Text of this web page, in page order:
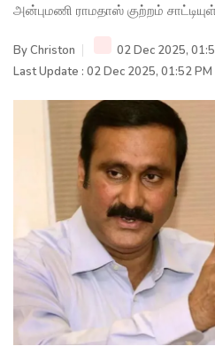
அன்புமணி ராமதாஸ் குற்றம்
ByChriston
02 Dec 2025,
Last Update : 02 Dec 2025, 01:52 PM